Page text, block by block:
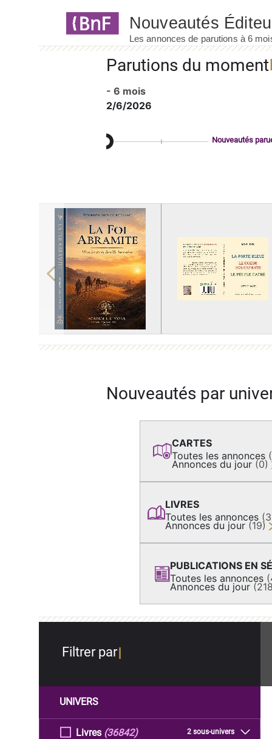
Parutions du moment
- 6 mois
2/6/2026
Nouveautés
Previous
Nouveautés par
CARTES
Toutes les annonces
Annonces du jour (0)
LIVRES
Toutes les annonces
Annonces du jour (19)
PUBLICATIONS EN
Toutes les annonces
Annonces du jour
Filtrer par
UNIVERS
Livres 2 sous-univers
(36842)